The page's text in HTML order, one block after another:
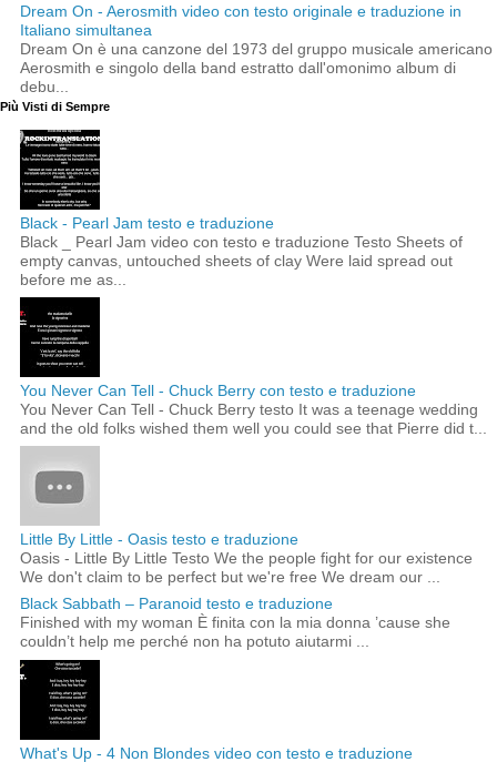
Dream On - Aerosmith video con testo originale e traduzione in
Italiano simultanea
Dream On è una canzone del 1973 del gruppo musicale americano
Aerosmith e singolo della band estratto dall'omonimo album di
debu...
Più Visti di Sempre
Black - Pearl Jam testo e traduzione
Black _ Pearl Jam video con testo e traduzione Testo Sheets of
empty canvas, untouched sheets of clay Were laid spread out
before me as...
You Never Can Tell - Chuck Berry con testo e traduzione
You Never Can Tell - Chuck Berry testo It was a teenage wedding
and the old folks wished them well you could see that Pierre did t...
Little By Little - Oasis testo e traduzione
Oasis - Little By Little Testo We the people fight for our existence
We don't claim to be perfect but we're free We dream our ...
Black Sabbath – Paranoid testo e traduzione
Finished with my woman È finita con la mia donna ’cause she
couldn’t help me perché non ha potuto aiutarmi ...
What's Up - 4 Non Blondes video con testo e traduzione